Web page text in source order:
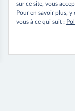
sur ce site, vous
Pour en savoir plus,
vous à ce qui suit :